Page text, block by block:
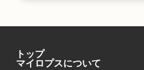
トップ
マイロプスについて